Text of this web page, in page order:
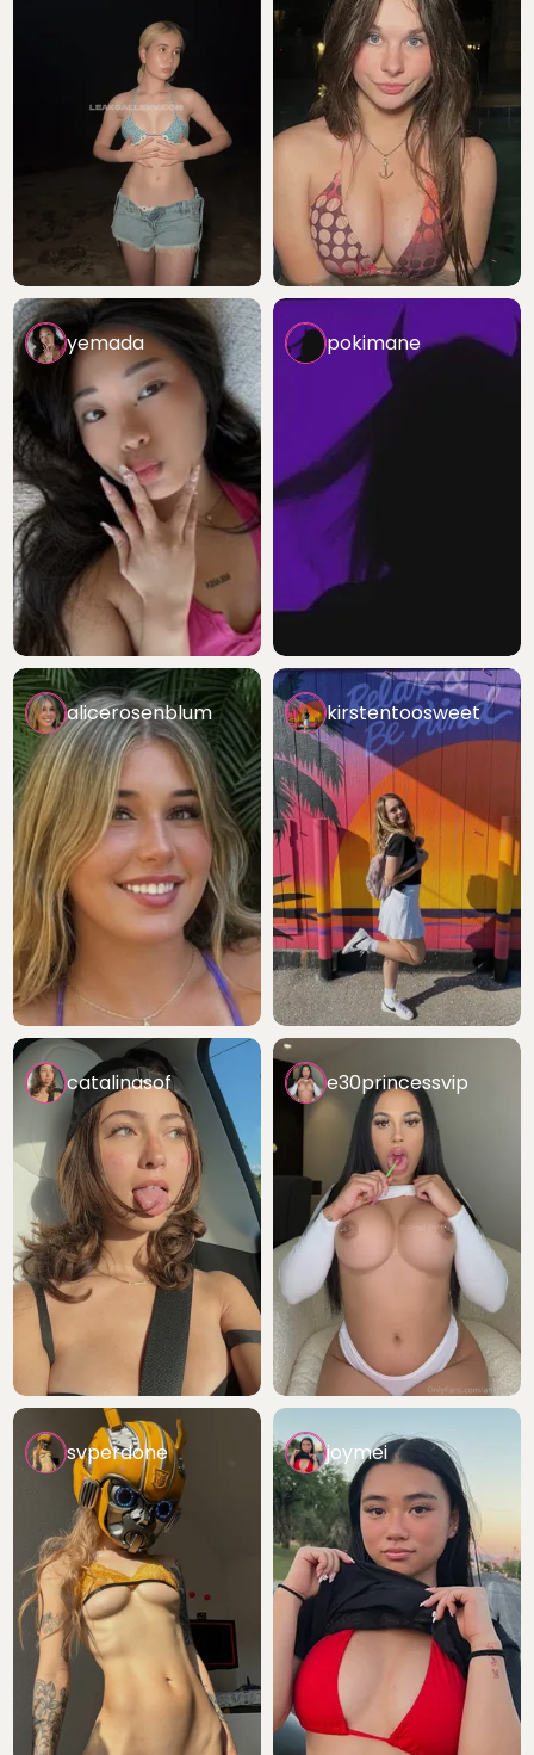
yemada pokimane
alicerosenblum kirstentoosweet
catalinasof e30princessvip
svperdone joymei